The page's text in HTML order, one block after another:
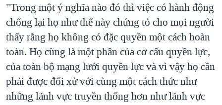
"Trong một ý nghĩa nào đó thì việc có hành động
chống lại họ như thế này chứng tỏ cho mọi người
thấy rằng họ không có đặc quyền một cách hoàn
toàn. Họ cũng là một phần của cơ cấu quyền lực,
của toàn bộ mạng lưới quyền lực và vì vậy họ cần
phải được đối xử với cùng một cách thức như
những lãnh vực truyền thống hơn như lãnh vực